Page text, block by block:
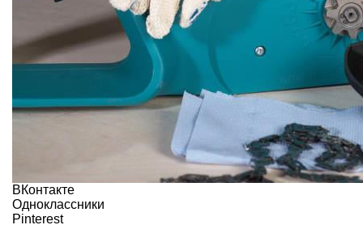
ВКонтакте
Одноклассники
Pinterest